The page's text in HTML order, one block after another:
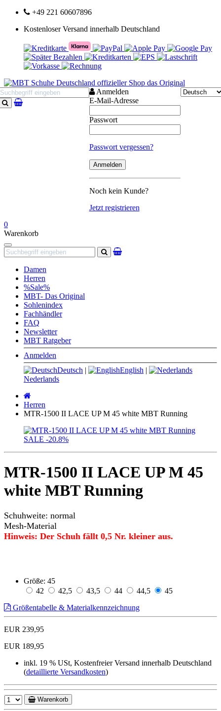
+49 221 60607896
Kostenloser Versand innerhalb Deutschland
Suchen
Anmelden
E-Mail-Adresse
Passwort
Passwort vergessen?
Noch kein Kunde?
Jetzt registrieren
0
Warenkorb
Navigation
Suchen
Damen
Herren
%Sale%
MBT- Das Original
Sohlenindex
Fachhändler
FAQ
Newsletter
MBT Ratgeber
Anmelden
Deutsch | English |
Nederlands
Herren
MTR-1500 II LACE UP M 45 white MBT Running
SALE -20.8%
MTR-1500 II LACE UP M 45
white MBT Running
Schuhweite: normal
Mesh-Material
Hinweis: Der Schuh fällt 0,5 Nr. kleiner aus.
Größe: 45
42
42,5 43,5 44 44,5
45
Größentabelle & Materialkennzeichnung
EUR 239,95
EUR 189,95
inkl. 19 % USt, Kostenfreier Versand innerhalb Deutschland
(detaillierte Versandkosten)
Warenkorb